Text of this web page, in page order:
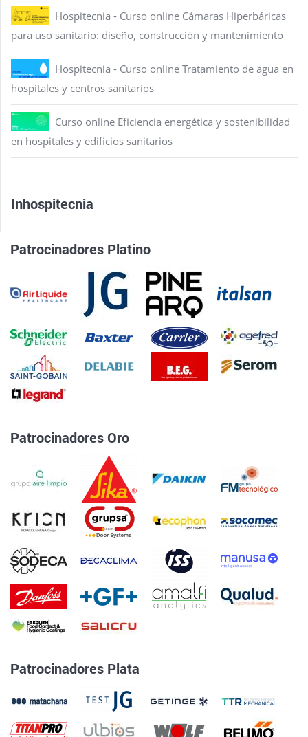
Hospitecnia - Curso online Cámaras Hiperbáricas
para uso sanitario: diseño, construcción y mantenimiento
Hospitecnia - Curso online Tratamiento de agua en
hospitales y centros sanitarios
Curso online Eficiencia energética y sostenibilidad
en hospitales y edificios sanitarios
Inhospitecnia
Patrocinadores Platino
Patrocinadores Oro
Patrocinadores Plata